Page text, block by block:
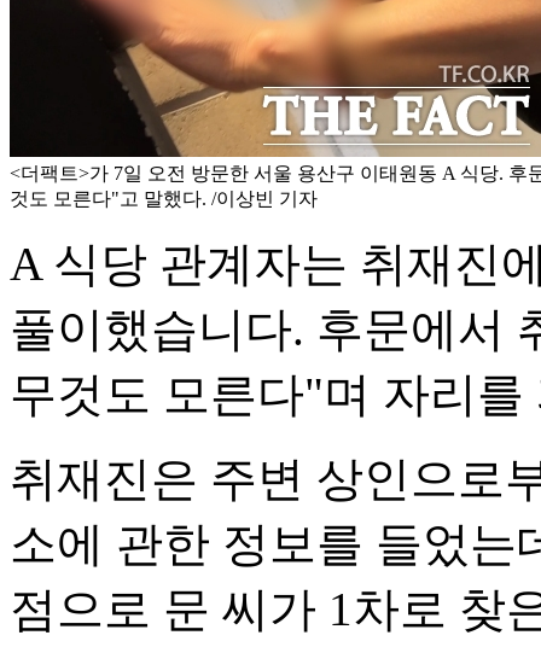
<더팩트>가 7일 오전 방문한 서울 용산구 이태원동 A 식당. 후
것도 모른다"고 말했다. /이상빈 기자
A 식당 관계자는 취재진
풀이했습니다. 후문에서
무것도 모른다"며 자리를
취재진은 주변 상인으로
소에 관한 정보를 들었는
점으로 문 씨가 1차로 찾